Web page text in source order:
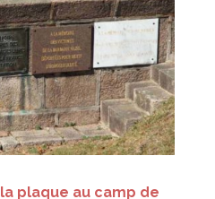
plaque au camp de